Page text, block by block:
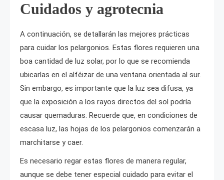
Cuidados y agrotecnia
A continuación, se detallarán las mejores prácticas
para cuidar los pelargonios. Estas flores requieren una
boa cantidad de luz solar, por lo que se recomienda
ubicarlas en el alféizar de una ventana orientada al sur.
Sin embargo, es importante que la luz sea difusa, ya
que la exposición a los rayos directos del sol podría
causar quemaduras. Recuerde que, en condiciones de
escasa luz, las hojas de los pelargonios comenzarán a
marchitarse y caer.
Es necesario regar estas flores de manera regular,
aunque se debe tener especial cuidado para evitar el